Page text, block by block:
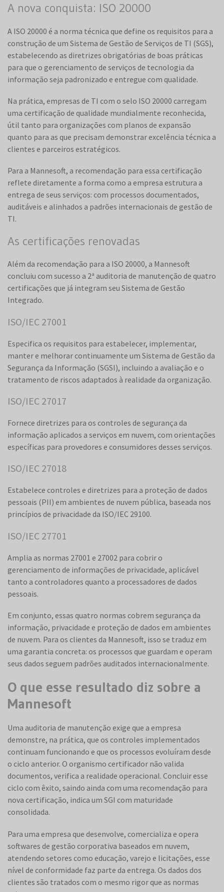
A nova conquista: ISO 20000
A ISO 20000 é a norma técnica que define os requisitos para a
construção de um Sistema de Gestão de Serviços de TI (SGS),
estabelecendo as diretrizes obrigatórias de boas práticas
para que o gerenciamento de serviços de tecnologia da
informação seja padronizado e entregue com qualidade.
Na prática, empresas de TI com o selo ISO 20000 carregam
uma certificação de qualidade mundialmente reconhecida,
útil tanto para organizações com planos de expansão
quanto para as que precisam demonstrar excelência técnica a
clientes e parceiros estratégicos.
Para a Mannesoft, a recomendação para essa certificação
reflete diretamente a forma como a empresa estrutura a
entrega de seus serviços: com processos documentados,
auditáveis e alinhados a padrões internacionais de gestão de
TI.
As certificações renovadas
Além da recomendação para a ISO 20000, a Mannesoft
concluiu com sucesso a 2ª auditoria de manutenção de quatro
certificações que já integram seu Sistema de Gestão
Integrado.
ISO/IEC 27001
Especifica os requisitos para estabelecer, implementar,
manter e melhorar continuamente um Sistema de Gestão da
Segurança da Informação (SGSI), incluindo a avaliação e o
tratamento de riscos adaptados à realidade da organização.
ISO/IEC 27017
Fornece diretrizes para os controles de segurança da
informação aplicados a serviços em nuvem, com orientações
específicas para provedores e consumidores desses serviços.
ISO/IEC 27018
Estabelece controles e diretrizes para a proteção de dados
pessoais (PII) em ambientes de nuvem pública, baseada nos
princípios de privacidade da ISO/IEC 29100.
ISO/IEC 27701
Amplia as normas 27001 e 27002 para cobrir o
gerenciamento de informações de privacidade, aplicável
tanto a controladores quanto a processadores de dados
pessoais.
Em conjunto, essas quatro normas cobrem segurança da
informação, privacidade e proteção de dados em ambientes
de nuvem. Para os clientes da Mannesoft, isso se traduz em
uma garantia concreta: os processos que guardam e operam
seus dados seguem padrões auditados internacionalmente.
O que esse resultado diz sobre a
Mannesoft
Uma auditoria de manutenção exige que a empresa
demonstre, na prática, que os controles implementados
continuam funcionando e que os processos evoluíram desde
o ciclo anterior. O organismo certificador não valida
documentos, verifica a realidade operacional. Concluir esse
ciclo com êxito, saindo ainda com uma recomendação para
nova certificação, indica um SGI com maturidade
consolidada.
Para uma empresa que desenvolve, comercializa e opera
softwares de gestão corporativa baseados em nuvem,
atendendo setores como educação, varejo e licitações, esse
nível de conformidade faz parte da entrega. Os dados dos
clientes são tratados com o mesmo rigor que as normas